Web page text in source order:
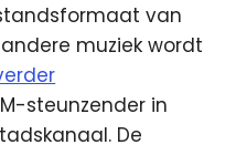
van
muziek wordt
steunzender in
De